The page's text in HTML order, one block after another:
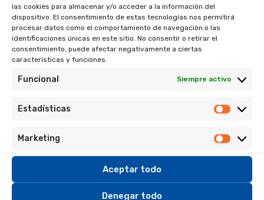
las cookies para almacenar y/o acceder a la información del
dispositivo. El consentimiento de estas tecnologías nos permitirá
procesar datos como el comportamiento de navegación o las
identificaciones únicas en este sitio. No consentir o retirar el
consentimiento, puede afectar negativamente a ciertas
características y funciones.
Funcional Siempre activo
Estadísticas
Marketing
Aceptar todo
Denegar todo
El Blue Clear es un clarificante apto para dar a la piscina un
aspecto transparente y brillante. Nuestro producto se
desmarca de sus competidores por su modo de uso simple y
efectivo, siendo mucho más efectivo en menor cantidad
que los floculantes típicos.
Los ingredientes del BLUE CLEAR “Super Clarificante”,
llevándolos al fondo para que puedan ser recogidos por los
limpiadores o skimmers. Mantiene la piscina perfecta incluso
hasta 5 días. También actúa sobre los grupos fosfato